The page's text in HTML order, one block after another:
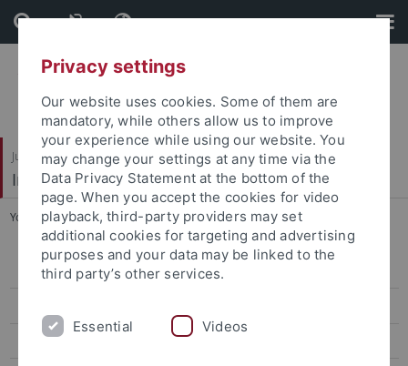
Skip
to
content
Skip
to
footer
Juristische Fakultät
Institut für Kriminologie
You are here: Startseite ... Konstantin Hemmert-Halswick
Wissenschaft
Gäste
Privacy settings
Our website uses cookies. Some of them are
mandatory, while others allow us to improve
your experience while using our website. You
may change your settings at any time via the
Data Privacy Statement at the bottom of the
page. When you accept the cookies for video
playback, third-party providers may set
additional cookies for targeting and advertising
purposes and your data may be linked to the
third party’s other services.
Essential Videos